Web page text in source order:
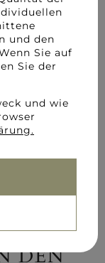
DEN
und den
Sie auf
Sie der
und wie